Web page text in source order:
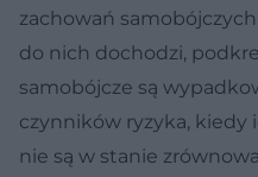
zachowań
do nich dochodzi,
samobójcze są
czynników ryzyka, kiedy
nie są w stanie